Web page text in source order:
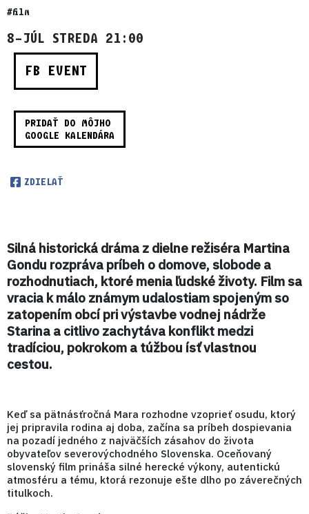
#film
8–JÚL STREDA 21:00
FB EVENT
PRIDAŤ DO MÔJHO
GOOGLE KALENDÁRA
ZDIELAŤ
Silná historická dráma z dielne režiséra Martina
Gondu rozpráva príbeh o domove, slobode a
rozhodnutiach, ktoré menia ľudské životy. Film sa
vracia k málo známym udalostiam spojeným so
zatopením obcí pri výstavbe vodnej nádrže
Starina a citlivo zachytáva konflikt medzi
tradíciou, pokrokom a túžbou ísť vlastnou
cestou.
Keď sa pätnásťročná Mara rozhodne vzoprieť osudu, ktorý
jej pripravila rodina aj doba, začína sa príbeh dospievania
na pozadí jedného z najväčších zásahov do života
obyvateľov severovýchodného Slovenska. Oceňovaný
slovenský film prináša silné herecké výkony, autentickú
atmosféru a tému, ktorá rezonuje ešte dlho po záverečných
titulkoch.